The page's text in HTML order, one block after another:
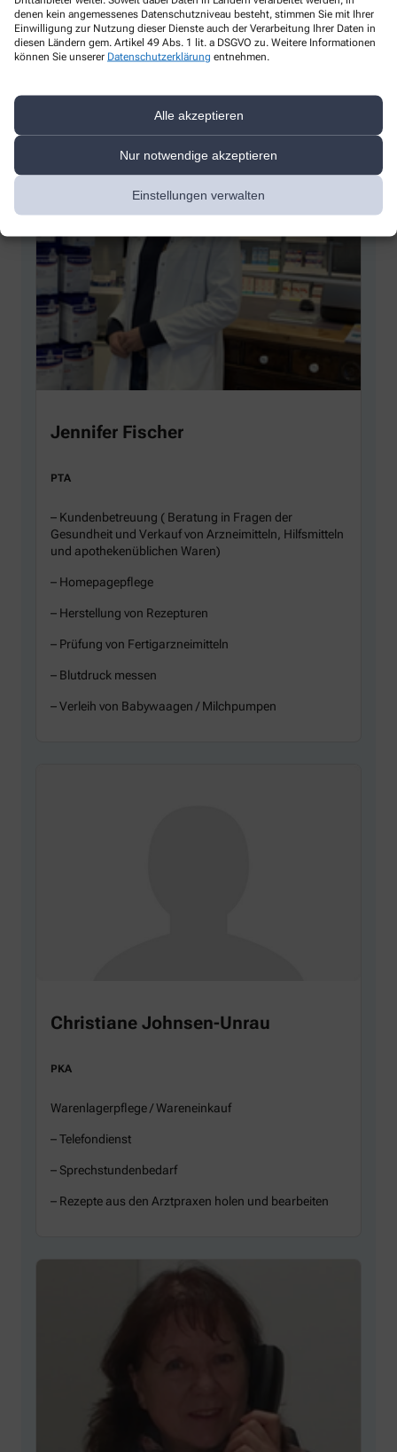
denen kein angemessenes Datenschutzniveau besteht, stimmen Sie mit Ihrer
Einwilligung zur Nutzung dieser Dienste auch der Verarbeitung Ihrer Daten in
diesen Ländern gem. Artikel 49 Abs. 1 lit. a DSGVO zu. Weitere Informationen
können Sie unserer Datenschutzerklärung entnehmen.
Alle akzeptieren
Nur notwendige akzeptieren
Einstellungen verwalten
– Verleih von Babywaagen / Milchpumpen
Jennifer Fischer
PTA
– Kundenbetreuung ( Beratung in Fragen der
Gesundheit und Verkauf von Arzneimitteln, Hilfsmitteln
und apothekenüblichen Waren)
– Homepagepflege
– Herstellung von Rezepturen
– Prüfung von Fertigarzneimitteln
– Blutdruck messen
– Verleih von Babywaagen / Milchpumpen
Christiane Johnsen-Unrau
PKA
Warenlagerpflege / Wareneinkauf
– Telefondienst
– Sprechstundenbedarf
– Rezepte aus den Arztpraxen holen und bearbeiten